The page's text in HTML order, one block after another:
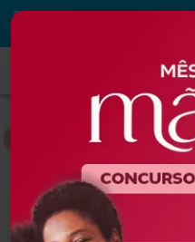
PRIMEIRA COMPRA NA